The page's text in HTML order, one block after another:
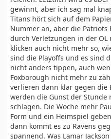
gewinnt, aber ich sag mal
Titans hört sich auf dem
Nummer an, aber die
durch Verletzungen in der OL
klicken auch nicht mehr so,
sind die Playoffs und es sind
nicht anders tippen, auch
Foxborough nicht mehr zu
verlieren dann klar gegen die
werden die Gunst der Stunde
schlagen. Die Woche mehr
Form und ein Heimspiel
dann kommt es zu Ravens
spannend. Was Lamar